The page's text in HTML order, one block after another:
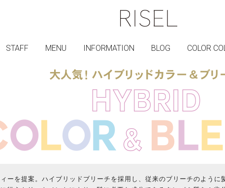
STAFF MENU INFORMATION BLOG COLOR
ーを提案。ハイブリッドブリーチを採用し、従来のブリーチのように